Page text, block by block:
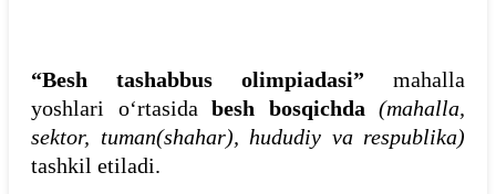
“Besh tashabbus olimpiadasi” mahalla
yoshlari o‘rtasida besh bosqichda (mahalla,
sektor, tuman(shahar), hududiy va respublika)
tashkil etiladi.